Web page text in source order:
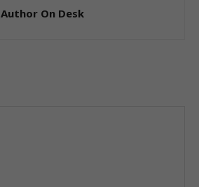
Author On Desk